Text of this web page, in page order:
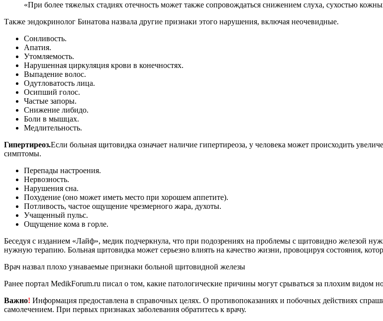
«При более тяжелых стадиях отечность может также сопровождаться снижением слуха, сухостью
Также эндокринолог Бинатова назвала другие признаки этого нарушения, включая неочевидные.
Сонливость.
Апатия.
Утомляемость.
Нарушенная циркуляция крови в конечностях.
Выпадение волос.
Одутловатость лица.
Осипший голос.
Частые запоры.
Снижение либидо.
Боли в мышцах.
Медлительность.
Гипертиреоз.Если больная щитовидка означает наличие гипертиреоза, у человека может происходить
симптомы.
Перепады настроения.
Нервозность.
Нарушения сна.
Похудение (оно может иметь место при хорошем аппетите).
Потливость, частое ощущение чрезмерного жара, духоты.
Учащенный пульс.
Ощущение кома в горле.
Беседуя с изданием «Лайф», медик подчеркнула, что при подозрениях на проблемы с щитовидно железой
нужную терапию. Больная щитовидка может серьезно влиять на качество жизни, провоцируя состояния,
Врач назвал плохо узнаваемые признаки больной щитовидной железы
Ранее портал MedikForum.ru писал о том, какие патологические причины могут срываться за плохим видом
Важно! Информация предоставлена в справочных целях. О противопоказаниях и побочных действиях
самолечением. При первых признаках заболевания обратитесь к врачу.